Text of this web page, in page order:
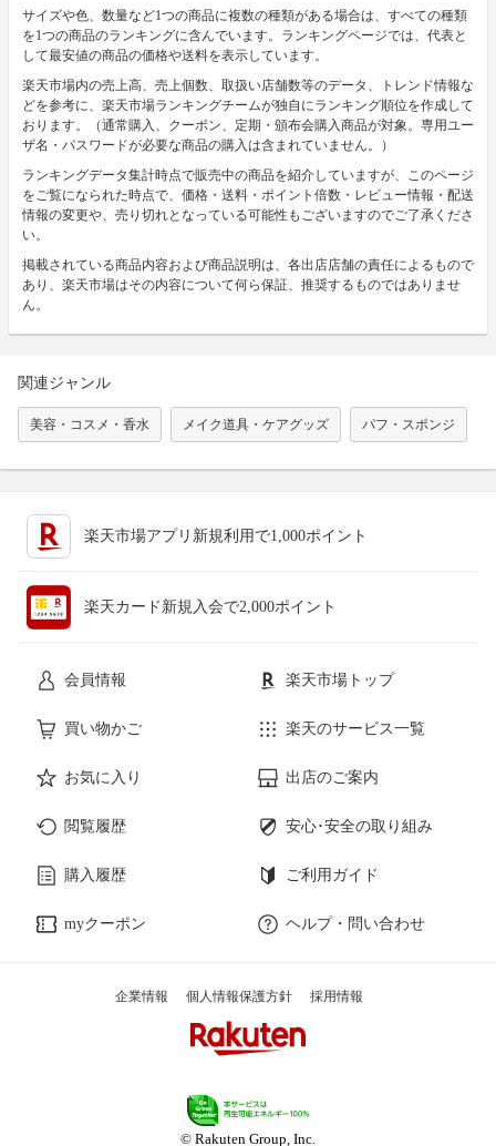
サイズや色、数量など1つの商品に複数の種類がある場合は、すべての種類
を1つの商品のランキングに含んでいます。ランキングページでは、代表と
して最安値の商品の価格や送料を表示しています。
楽天市場内の売上高、売上個数、取扱い店舗数等のデータ、トレンド情報な
どを参考に、楽天市場ランキングチームが独自にランキング順位を作成して
おります。（通常購入、クーポン、定期・頒布会購入商品が対象。専用ユー
ザ名・パスワードが必要な商品の購入は含まれていません。）
ランキングデータ集計時点で販売中の商品を紹介していますが、このページ
をご覧になられた時点で、価格・送料・ポイント倍数・レビュー情報・配送
情報の変更や、売り切れとなっている可能性もございますのでご了承くださ
い。
掲載されている商品内容および商品説明は、各出店店舗の責任によるもので
あり、楽天市場はその内容について何ら保証、推奨するものではありませ
ん。
関連ジャンル
美容・コスメ・香水 メイク道具・ケアグッズ パフ・スポンジ
楽天市場アプリ新規利用で1,000ポイント
楽天カード新規入会で2,000ポイント
会員情報 楽天市場トップ
買い物かご 楽天のサービス一覧
お気に入り 出店のご案内
閲覧履歴 安心･安全の取り組み
購入履歴 ご利用ガイド
myクーポン ヘルプ・問い合わせ
企業情報 個人情報保護方針 採用情報
© Rakuten Group, Inc.